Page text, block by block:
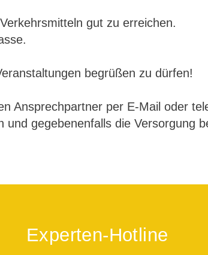
gut zu erreichen.
begrüßen zu dürfen!
Ansprechpartner per E-Mail oder
gegebenenfalls die Versorgung
Experten-Hotline